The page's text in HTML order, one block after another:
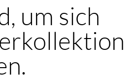
um sich